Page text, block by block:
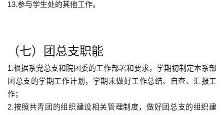
13.参与学生处的其他工作。
（七）团总支职能
1.根据系党总支和院团委的工作部署和要求，学期初制定本系部
团总支的学期工作计划，学期末做好工作总结、自查、汇报工
作；
2.按照共青团的组织建设相关管理制度，做好团总支的组织建